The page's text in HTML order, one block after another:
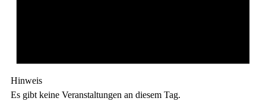
Hinweis
Es gibt keine Veranstaltungen an diesem Tag.